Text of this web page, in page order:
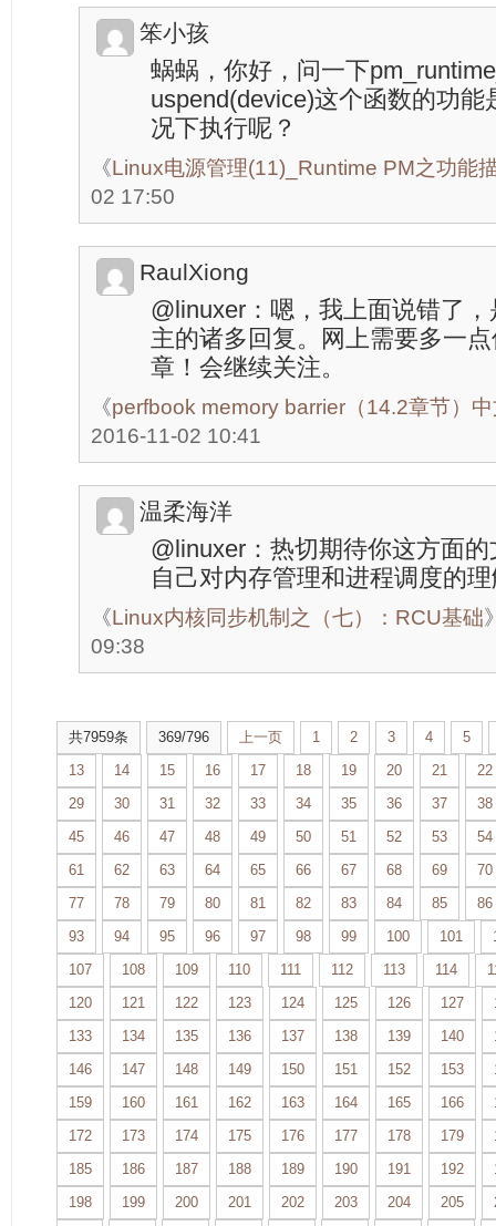
笨小孩
蜗蜗，你好，问一下
uspend(device)这个函数的功
况下执行呢？
《Linux电源管理(11)_Runtime PM之功能
02 17:50
RaulXiong
@linuxer：嗯，我上面说错了
主的诸多回复。网上需要多一
章！会继续关注。
《perfbook memory barrier（14.2章节）
2016-11-02 10:41
温柔海洋
@linuxer：热切期待你这方面
自己对内存管理和进程调度的
《Linux内核同步机制之（七）：RCU基础
09:38
共7959条 369/796 上一页 1 2 3 4
5
13
14 15 16 17 18 19 20 21
22
29
30 31 32 33 34 35 36 37
38
45
46 47 48 49 50 51 52 53
54
61
62 63 64 65 66 67 68 69
70
77
78 79 80 81 82 83 84 85
86
93
94 95 96 97 98 99 100 101
107
108 109 110 111 112 113 114
120
121 122 123 124 125 126 127
133
134 135 136 137 138 139 140
146
147 148 149 150 151 152 153
159
160 161 162 163 164 165 166
172
173 174 175 176 177 178 179
185
186 187 188 189 190 191 192
198
199 200 201 202 203 204 205